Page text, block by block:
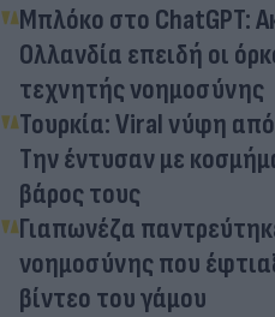
Μπλόκο στο ChatGPT:
Ολλανδία επειδή οι
τεχνητής νοημοσύνης
Τουρκία: Viral νύφη
Την έντυσαν με
βάρος τους
Γιαπωνέζα
νοημοσύνης που
βίντεο του γάμου